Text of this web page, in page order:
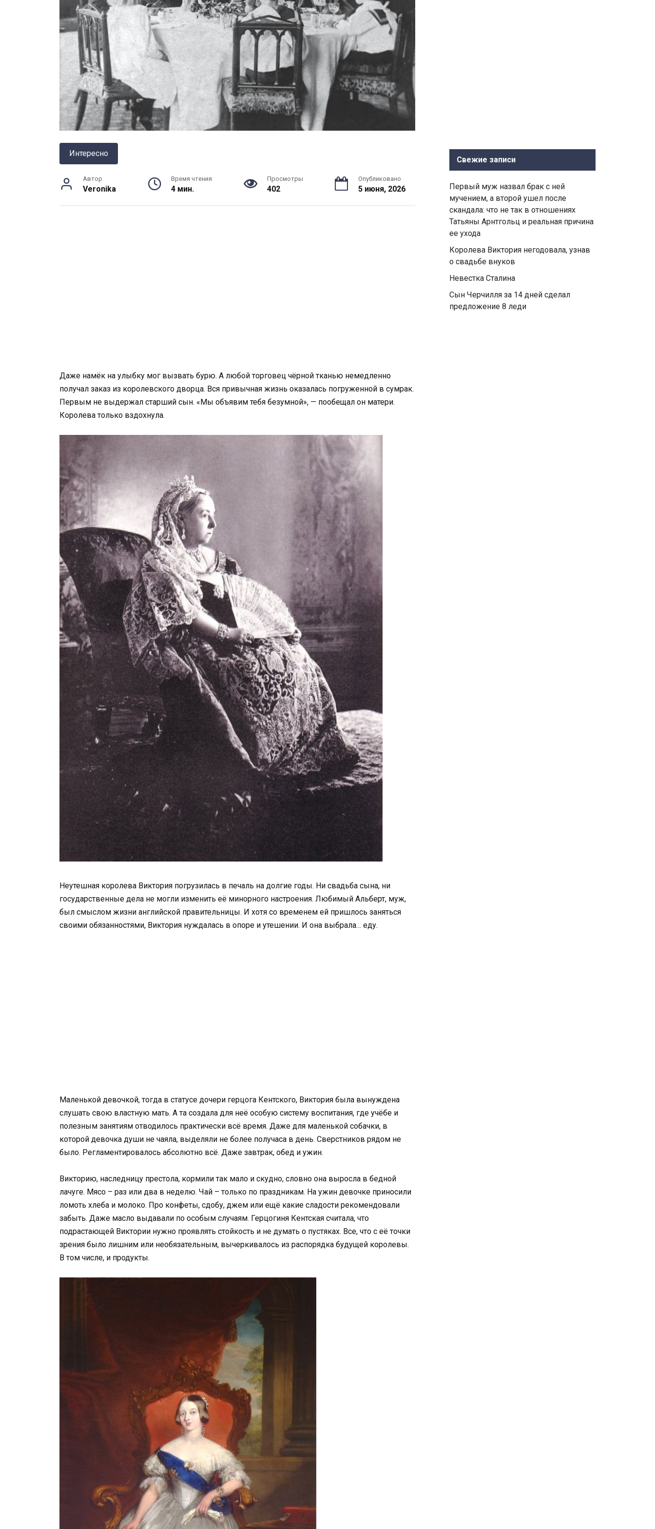
Интересно
Автор
Veronika
Время чтения
4 мин.
Просмотры
402
Опубликовано
5 июня, 2026
Даже намёк на улыбку мог вызвать бурю. А любой торговец чёрной тканью немедленно
получал заказ из королевского дворца. Вся привычная жизнь оказалась погруженной в сумрак.
Первым не выдержал старший сын. «Мы объявим тебя безумной», — пообещал он матери.
Королева только вздохнула.
Неутешная королева Виктория погрузилась в печаль на долгие годы. Ни свадьба сына, ни
государственные дела не могли изменить её минорного настроения. Любимый Альберт, муж,
был смыслом жизни английской правительницы. И хотя со временем ей пришлось заняться
своими обязанностями, Виктория нуждалась в опоре и утешении. И она выбрала… еду.
Маленькой девочкой, тогда в статусе дочери герцога Кентского, Виктория была вынуждена
слушать свою властную мать. А та создала для неё особую систему воспитания, где учёбе и
полезным занятиям отводилось практически всё время. Даже для маленькой собачки, в
которой девочка души не чаяла, выделяли не более получаса в день. Сверстников рядом не
было. Регламентировалось абсолютно всё. Даже завтрак, обед и ужин.
Викторию, наследницу престола, кормили так мало и скудно, словно она выросла в бедной
лачуге. Мясо – раз или два в неделю. Чай – только по праздникам. На ужин девочке приносили
ломоть хлеба и молоко. Про конфеты, сдобу, джем или ещё какие сладости рекомендовали
забыть. Даже масло выдавали по особым случаям. Герцогиня Кентская считала, что
подрастающей Виктории нужно проявлять стойкость и не думать о пустяках. Все, что с её точки
зрения было лишним или необязательным, вычеркивалось из распорядка будущей королевы.
В том числе, и продукты.
Свежие записи
Первый муж назвал брак с ней
мучением, а второй ушел после
скандала: что не так в отношениях
Татьяны Арнтгольц и реальная причина
ее ухода
Королева Виктория негодовала, узнав
о свадьбе внуков
Невестка Сталина
Сын Черчилля за 14 дней сделал
предложение 8 леди